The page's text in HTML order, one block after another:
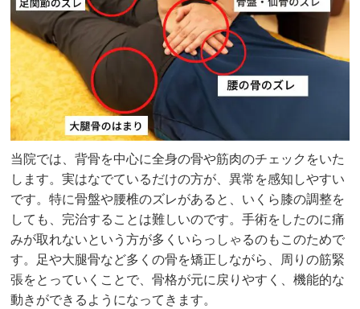
当院では、背骨を中心に全身の骨や筋肉のチェックをいた
します。実はなでているだけの方が、異常を感知しやすい
です。特に骨盤や腰椎のズレがあると、いくら膝の調整を
しても、完治することは難しいのです。手術をしたのに痛
みが取れないという方が多くいらっしゃるのもこのためで
す。足や大腿骨など多くの骨を矯正しながら、周りの筋緊
張をとっていくことで、骨格が元に戻りやすく、機能的な
動きができるようになってきます。